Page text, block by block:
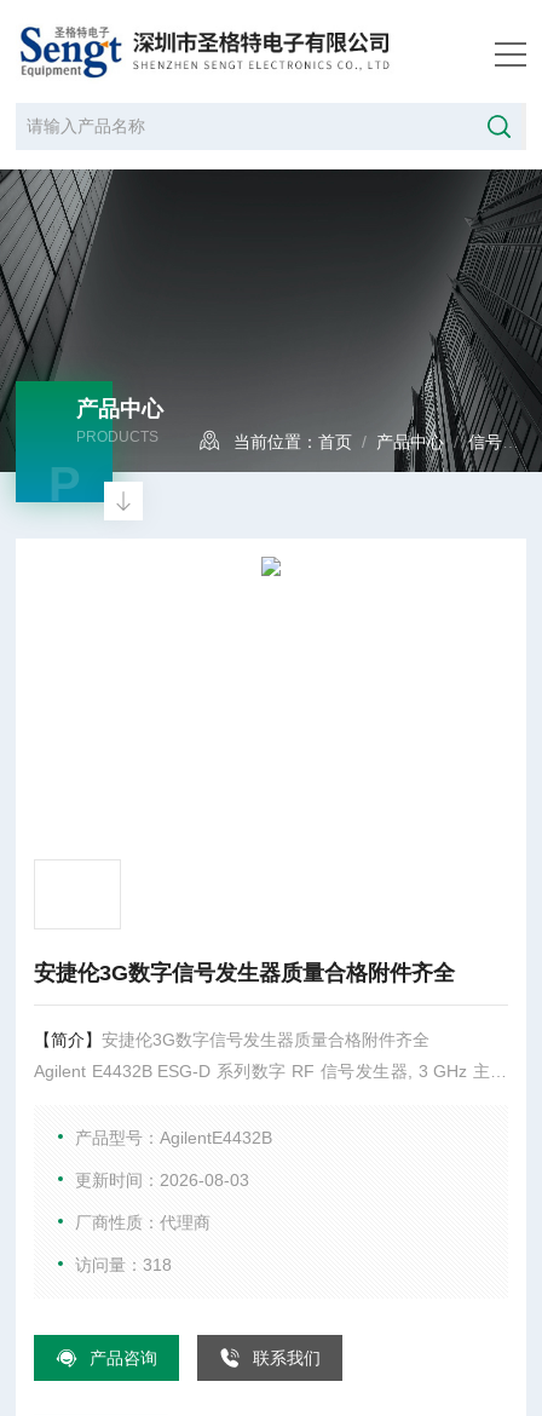
产品中心
PRODUCTS
P
当前位置：首页 / 产品中心/信号发生器
安捷伦3G数字信号发生器质量合格附件齐全
【简介】安捷伦3G数字信号发生器质量合格附件齐全
Agilent E4432B ESG-D 系列数字 RF 信号发生器, 3 GHz 主要
5 MHz 可选的双任意波形发生器 和/或实时 I/Q 基带发生器 40
产品型号：AgilentE4432B
更新时间：2026-08-03
厂商性质：代理商
访问量：318
产品咨询 联系我们